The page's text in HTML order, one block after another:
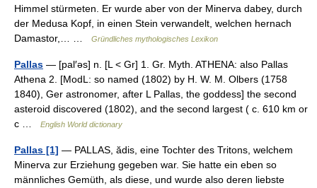
Himmel stürmeten. Er wurde aber von der Minerva dabey, durch
der Medusa Kopf, in einen Stein verwandelt, welchen hernach
Damastor,… …
Gründliches mythologisches Lexikon
Pallas — [pal′əs] n. [L < Gr] 1. Gr. Myth. ATHENA: also Pallas
Athena 2. [ModL: so named (1802) by H. W. M. Olbers (1758
1840), Ger astronomer, after L Pallas, the goddess] the second
asteroid discovered (1802), and the second largest ( c. 610 km or
c …
English World dictionary
Pallas [1] — PALLAS, ădis, eine Tochter des Tritons, welchem
Minerva zur Erziehung gegeben war. Sie hatte ein eben so
männliches Gemüth, als diese, und wurde also deren liebste